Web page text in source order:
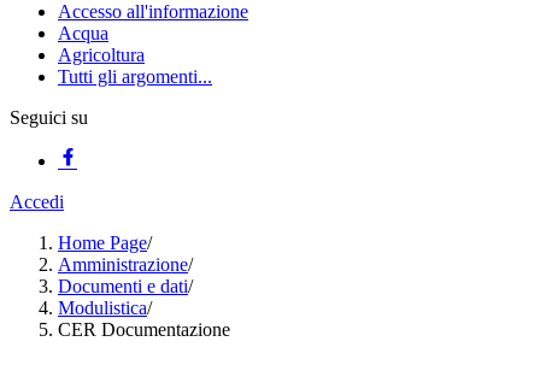
Accesso all'informazione
Acqua
Agricoltura
Tutti gli argomenti...
Seguici su
Accedi
Home Page/
Amministrazione/
Documenti e dati/
Modulistica/
CER Documentazione